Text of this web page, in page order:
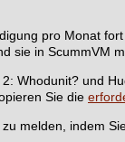
pro Monat
sie in ScummVM
Whodunit? und
Sie die
zu melden, indem